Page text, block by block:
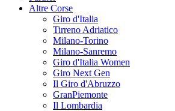
Altre Corse
Giro d'Italia
Tirreno Adriatico
Milano-Torino
Milano-Sanremo
Giro d'Italia Women
Giro Next Gen
Il Giro d'Abruzzo
GranPiemonte
Il Lombardia